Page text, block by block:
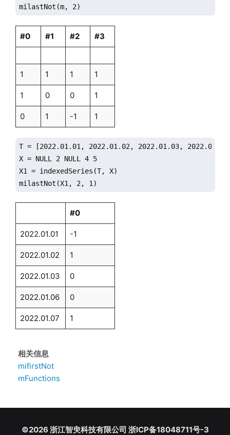
milastNot(m, 2)
#0 #1 #2 #3
1 1 1 1
1 0 0 1
0 1 -1 1
T = [2022.01.01, 2022.01.02, 2022.01.03,
X = NULL 2 NULL 4 5
X1 = indexedSeries(T, X)
milastNot(X1, 2, 1)
#0
2022.01.01 -1
2022.01.02 1
2022.01.03 0
2022.01.06 0
2022.01.07 1
相关信息
mifirstNot
mFunctions
©2026 浙江智臾科技有限公司 浙ICP备18048711号-3